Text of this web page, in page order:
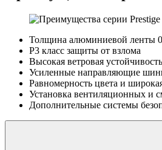
Толщина алюминиевой ленты
Р3 класс защиты от взлома
Высокая ветровая
Усиленные направляющие
Равномерность цвета и
Установка вентиляционных и
Дополнительные системы